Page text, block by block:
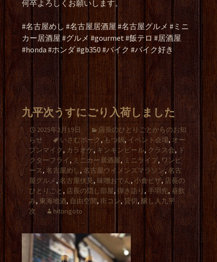
何卒よろしくお願いします。
#名古屋めし #名古屋居酒屋 #名古屋グルメ #ミニ
カー居酒屋 #グルメ #gourmet #飯テロ #居酒屋
#honda #ホンダ #gb350 #バイク #バイク好き
九平次うすにごり入荷しました
2025年2月19日
店長のひとりごとからのお知
らせ
いさむポーク, もつ鍋, イベント会場, オー
プンマイク, カラオケ, キンキンビール, クラス会, ド
クターフライ, ミニカー居酒屋, ミニライブ,ワンピ
ース, 名古屋めし, 名古屋ウイメンズマラソン,名古
屋グルメ ,名古屋伏見, 味噌おでん, 小倉ピザ, 店長の
ひとりごと, 店長の隠し部屋, 弾き語り ,手羽先, 昼飲
み, 東海地酒, 自由空間, 街コン, 貸切, 醸し人九平
次
hitorigoto